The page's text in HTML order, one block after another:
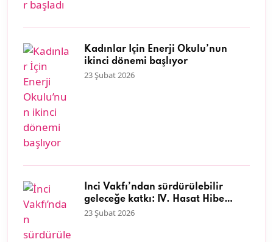
Kadınlar İçin Enerji Okulu’nun
ikinci dönemi başlıyor
23 Şubat 2026
İnci Vakfı’ndan sürdürülebilir
geleceğe katkı: IV. Hasat Hibe
Programı başvuruları başladı
23 Şubat 2026